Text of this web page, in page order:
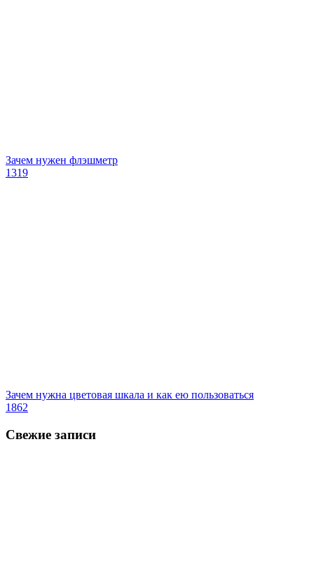
Зачем нужен флэшметр
1319
Зачем нужна цветовая шкала и как ею пользоваться
1862
Свежие записи